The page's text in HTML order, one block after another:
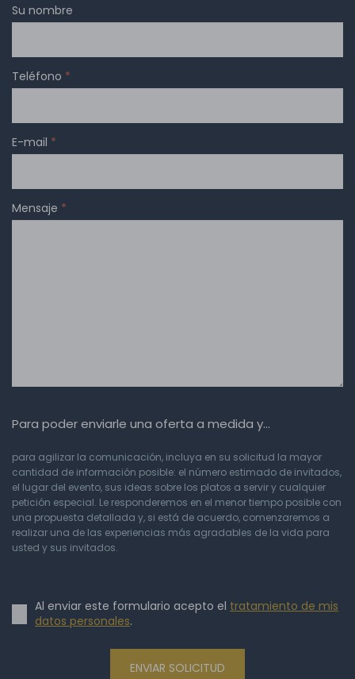
Su nombre
Teléfono *
E-mail *
Mensaje *
Para poder enviarle una oferta a medida y…
para agilizar la comunicación, incluya en su solicitud la mayor
cantidad de información posible: el número estimado de invitados,
el lugar del evento, sus ideas sobre los platos a servir y cualquier
petición especial. Le responderemos en el menor tiempo posible con
una propuesta detallada y, si está de acuerdo, comenzaremos a
realizar una de las experiencias más agradables de la vida para
usted y sus invitados.
Al enviar este formulario acepto el tratamiento de mis
datos personales.
ENVIAR SOLICITUD